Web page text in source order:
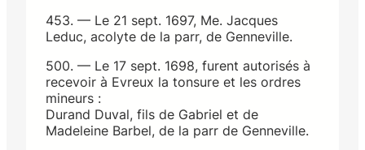
453. — Le 21 sept. 1697, Me. Jacques
Leduc, acolyte de la parr, de Genneville.
500. — Le 17 sept. 1698, furent autorisés à
recevoir à Evreux la tonsure et les ordres
mineurs :
Durand Duval, fils de Gabriel et de
Madeleine Barbel, de la parr de Genneville.